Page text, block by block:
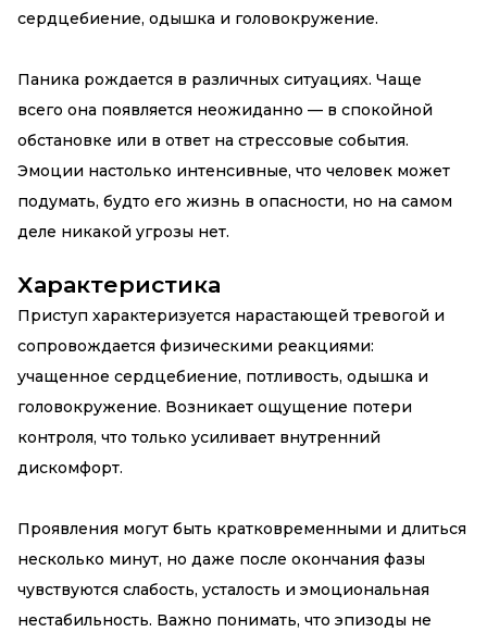
сердцебиение, одышка и головокружение.
Паника рождается в различных ситуациях. Чаще
всего она появляется неожиданно — в спокойной
обстановке или в ответ на стрессовые события.
Эмоции настолько интенсивные, что человек может
подумать, будто его жизнь в опасности, но на самом
деле никакой угрозы нет.
Характеристика
Приступ характеризуется нарастающей тревогой и
сопровождается физическими реакциями:
учащенное сердцебиение, потливость, одышка и
головокружение. Возникает ощущение потери
контроля, что только усиливает внутренний
дискомфорт.
Проявления могут быть кратковременными и длиться
несколько минут, но даже после окончания фазы
чувствуются слабость, усталость и эмоциональная
нестабильность. Важно понимать, что эпизоды не